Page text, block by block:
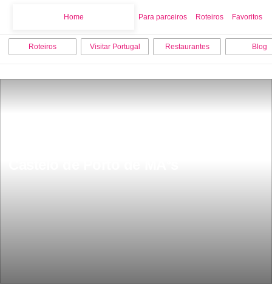
Home Para parceiros Roteiros Favoritos
Roteiros Visitar Portugal Restaurantes Blog